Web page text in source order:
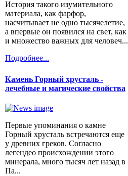
История такого изумительного
материала, как фарфор,
насчитывает не одно тысячелетие,
а впервые он появился на свет, как
и множество важных для человеч...
Подробнее...
Камень Горный хрусталь -
лечебные и магические свойства
Первые упоминания о камне
Горный хрусталь встречаются еще
у древних греков. Согласно
легендео происхождении этого
минерала, много тысяч лет назад в
Па...